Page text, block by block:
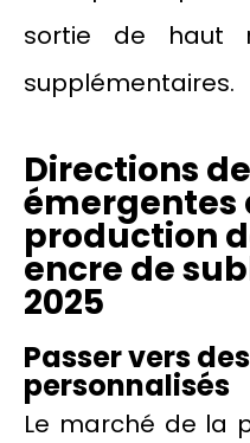
sortie de haut
supplémentaires.
Directions
émergentes
production
encre de
2025
Passer vers
personnalisés
Le marché de la